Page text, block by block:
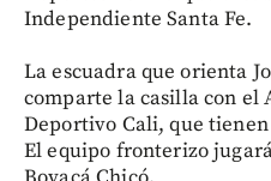
Independiente Santa Fe.
La escuadra que orienta
comparte la casilla con el
Deportivo Cali, que
El equipo fronterizo